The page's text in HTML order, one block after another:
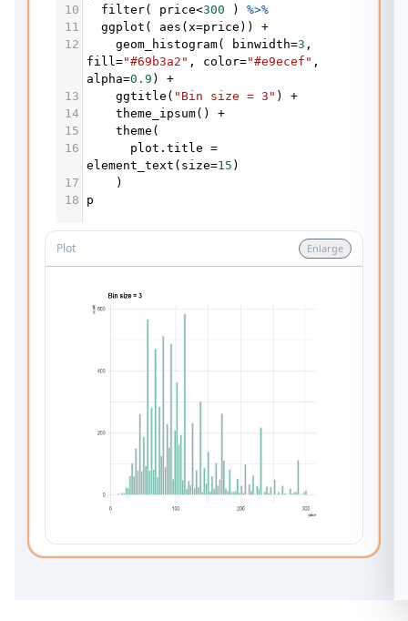
10
filter( price<300 ) %>%
11
ggplot ( aes ( x=price )) +
12
geom_histogram( binwidth=3
fill="#69b3a2" , color="#e9ecef"
alpha=0.9 ) +
13
ggtitle ( "Bin size = 3" ) +
14
theme_ipsum() +
15
theme (
16
plot.title =
element_text ( size=15 )
17
)
18
p
Plot Enlarge